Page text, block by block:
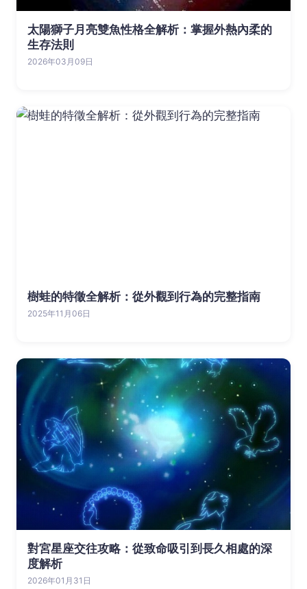
太陽獅子月亮雙魚性格全解析：掌握外熱內柔的
生存法則
2026年03月09日
樹蛙的特徵全解析：從外觀到行為的完整指南
2025年11月06日
對宮星座交往攻略：從致命吸引到長久相處的深
度解析
2026年01月31日